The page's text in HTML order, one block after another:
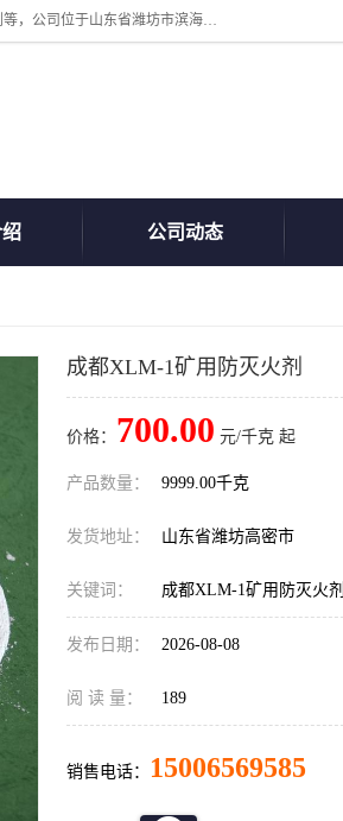
山东贝格曼化工有限公司主营：氯化镁、无水氯化钙、矿用阻化剂、煤矿悬浮剂、道路抑尘剂、氢氧化镁，防灭火剂等，公司位于山东省潍坊市滨海经济开发区,是专业从事对各种精细化工集研究、开发、制造于一体的现代化大型跨境化工企业，公司本着诚信经营、给每一位客户提供专业服务。
公司动态
成都XLM-1矿用防灭火剂
价格： 700.00 元/千克 起
产品数量： 9999.00千克
发货地址： 山东省潍坊高密市
关键词： 成都XLM-1矿用防灭火剂
发布日期： 2026-08-08
阅 读 量： 189
销售电话： 15006569585